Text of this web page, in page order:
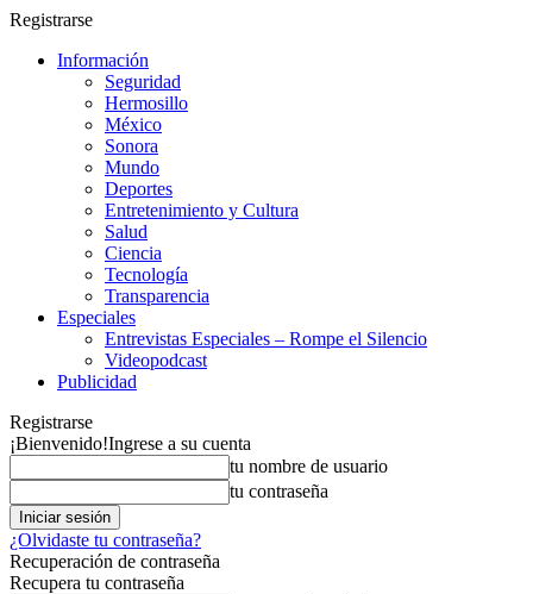
Registrarse
Información
Seguridad
Hermosillo
México
Sonora
Mundo
Deportes
Entretenimiento y Cultura
Salud
Ciencia
Tecnología
Transparencia
Especiales
Entrevistas Especiales – Rompe el Silencio
Videopodcast
Publicidad
Registrarse
¡Bienvenido!Ingrese a su cuenta
tu nombre de usuario
tu contraseña
¿Olvidaste tu contraseña?
Recuperación de contraseña
Recupera tu contraseña